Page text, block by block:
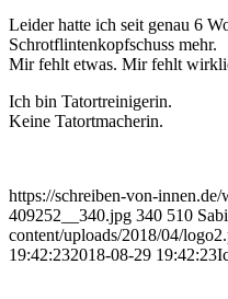
Leider hatte ich seit genau 6
Schrotflintenkopfschuss mehr.
Mir fehlt etwas. Mir fehlt
Ich bin Tatortreinigerin.
Keine Tatortmacherin.
https://schreiben-von-
409252__340.jpg 340 510
content/uploads/2018/04/
19:42:232018-08-29 19:42:23